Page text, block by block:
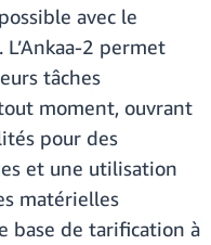
avec le
2 permet
tâches
moment, ouvrant
pour des
et une utilisation
matérielles
base de tarification à